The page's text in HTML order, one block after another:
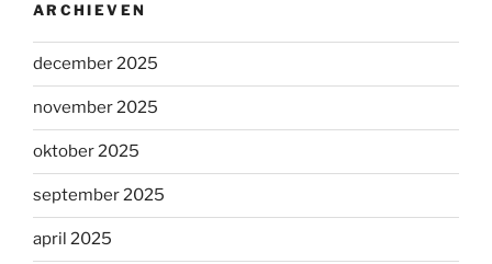
ARCHIEVEN
december 2025
november 2025
oktober 2025
september 2025
april 2025